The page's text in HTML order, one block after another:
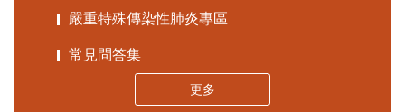
嚴重特殊傳染性肺炎專區
常見問答集
更多